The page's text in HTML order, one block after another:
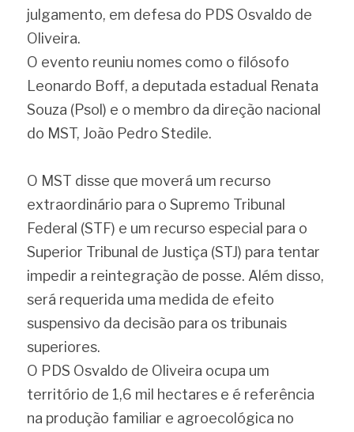
julgamento, em defesa do PDS Osvaldo de
Oliveira.
O evento reuniu nomes como o filósofo
Leonardo Boff, a deputada estadual Renata
Souza (Psol) e o membro da direção nacional
do MST, João Pedro Stedile.
O MST disse que moverá um recurso
extraordinário para o Supremo Tribunal
Federal (STF) e um recurso especial para o
Superior Tribunal de Justiça (STJ) para tentar
impedir a reintegração de posse. Além disso,
será requerida uma medida de efeito
suspensivo da decisão para os tribunais
superiores.
O PDS Osvaldo de Oliveira ocupa um
território de 1,6 mil hectares e é referência
na produção familiar e agroecológica no